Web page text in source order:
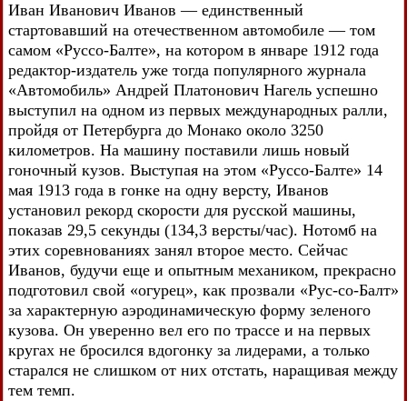
Иван Иванович Иванов — единственный
стартовавший на отечественном автомобиле — том
самом «Руссо-Балте», на котором в январе 1912 года
редактор-издатель уже тогда популярного журнала
«Автомобиль» Андрей Платонович Нагель успешно
выступил на одном из первых международных ралли,
пройдя от Петербурга до Монако около 3250
километров. На машину поставили лишь новый
гоночный кузов. Выступая на этом «Руссо-Балте» 14
мая 1913 года в гонке на одну версту, Иванов
установил рекорд скорости для русской машины,
показав 29,5 секунды (134,3 версты/час). Нотомб на
этих соревнованиях занял второе место. Сейчас
Иванов, будучи еще и опытным механиком, прекрасно
подготовил свой «огурец», как прозвали «Рус-со-Балт»
за характерную аэродинамическую форму зеленого
кузова. Он уверенно вел его по трассе и на первых
кругах не бросился вдогонку за лидерами, а только
старался не слишком от них отстать, наращивая между
тем темп.